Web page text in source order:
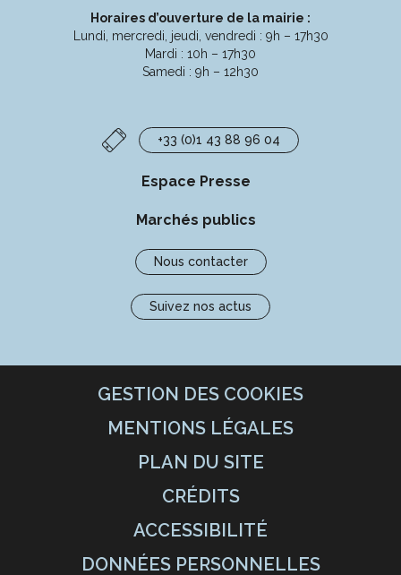
Horaires d’ouverture de la mairie :
Lundi, mercredi, jeudi, vendredi : 9h – 17h30
Mardi : 10h – 17h30
Samedi : 9h – 12h30
+33 (0)1 43 88 96 04
Espace Presse
Marchés publics
Nous contacter
Suivez nos actus
GESTION DES COOKIES
MENTIONS LÉGALES
PLAN DU SITE
CRÉDITS
ACCESSIBILITÉ
DONNÉES PERSONNELLES